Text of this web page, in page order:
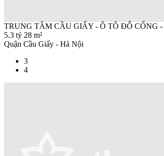
TRUNG TÂM CẦU GIẤY - Ô TÔ ĐỖ CỔNG
5.3 tỷ 28 m²
Quận Cầu Giấy - Hà Nội
3
4